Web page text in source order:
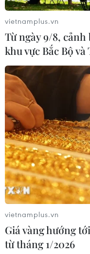
vietnamplus.vn
Từ ngày 9/8,
khu vực Bắc Bộ và
vietnamplus.vn
Giá vàng hướng
từ tháng 1/2026